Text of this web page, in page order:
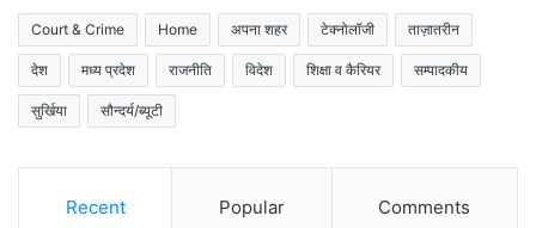
Court & Crime Home अपना शहर टेक्नोलॉजी ताज़ातरीन
देश मध्य प्रदेश राजनीति विदेश शिक्षा व कैरियर सम्पादकीय
सुर्खिया सौन्दर्य/ब्यूटी
Recent Popular Comments